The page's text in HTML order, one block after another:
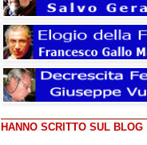
HANNO SCRITTO SUL BLOG